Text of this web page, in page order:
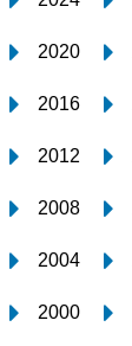
2020
2016
2012
2008
2004
2000